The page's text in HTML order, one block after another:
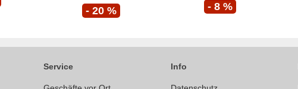
- 20 % - 8 %
Service Info